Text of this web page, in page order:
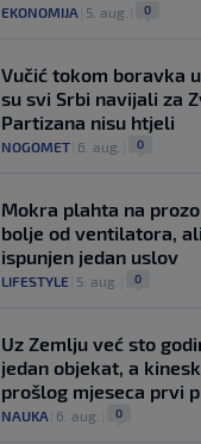
EKONOMIJA 5. aug. 0
Vučić tokom boravka
su svi Srbi navijali za
Partizana nisu htjeli
NOGOMET 6. aug. 0
Mokra plahta na
bolje od ventilatora,
ispunjen jedan uslov
LIFESTYLE 5. aug. 0
Uz Zemlju već sto
jedan objekat, a
prošlog mjeseca prvi
NAUKA 6. aug. 0